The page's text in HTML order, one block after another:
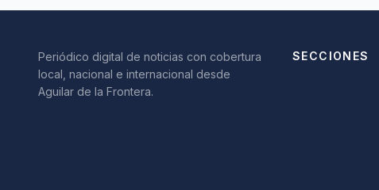
Periódico digital de noticias con cobertura
local, nacional e internacional desde
Aguilar de la Frontera.
SECCIONES